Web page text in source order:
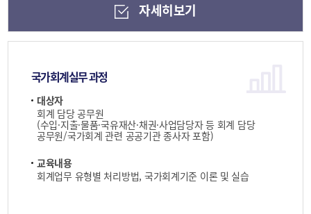
자세히보기
국가회계실무 과정
대상자
회계 담당 공무원
(수입·지출·물품·국유재산·채권·사업담당자 등 회계 담당
공무원/국가회계 관련 공공기관 종사자 포함)
교육내용
회계업무 유형별 처리방법, 국가회계기준 이론 및 실습